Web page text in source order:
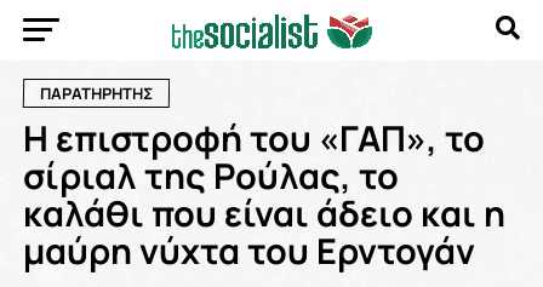
ΠΑΡΑΤΗΡΗΤΉΣ
Η επιστροφή του «ΓΑΠ», το
σίριαλ της Ρούλας, το
καλάθι που είναι άδειο και η
μαύρη νύχτα του Ερντογάν